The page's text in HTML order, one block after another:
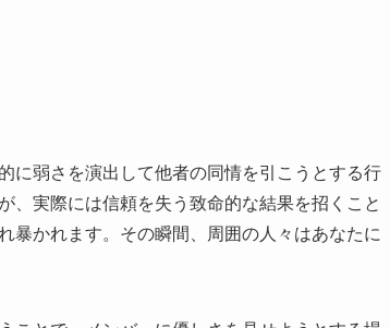
に弱さを演出して他者の同情を引こうとする行
、実際には信頼を失う致命的な結果を招くこと
暴かれます。その瞬間、周囲の人々はあなたに